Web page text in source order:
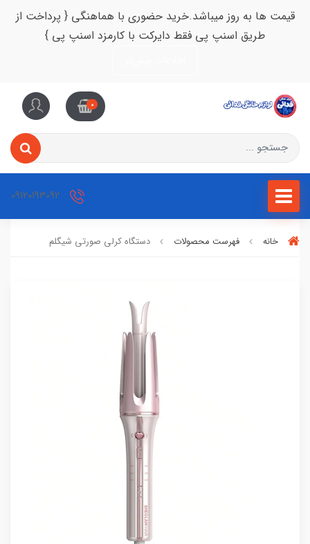
قیمت ها به روز میباشد.خرید حضوری با هماهنگی { پرداخت از
طریق اسنپ پی فقط دایرکت با کارمزد اسنپ پی }
0
خانه فهرست محصولات دستگاه کرلی صورتی شیگلم